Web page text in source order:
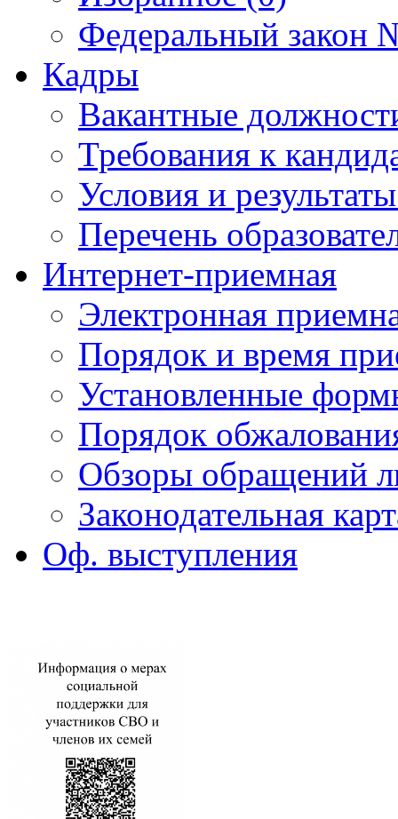
Федеральный закон
Кадры
Вакантные
Требования к
Условия и
Перечень
Интернет-приемная
Электронная
Порядок и время
Установленные
Порядок
Обзоры обращений
Законодательная
Оф. выступления